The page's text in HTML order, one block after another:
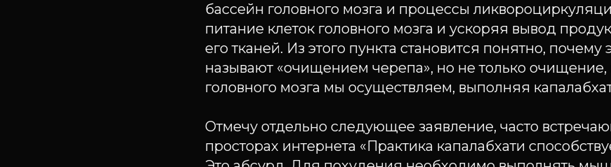
бассейн головного мозга и процессы
питание клеток головного мозга и ускоряя вывод
его тканей. Из этого пункта становится понятно, почему
называют «очищением черепа», но не только
головного мозга мы осуществляем, выполняя
Отмечу отдельно следующее заявление, часто
просторах интернета «Практика капалабхати